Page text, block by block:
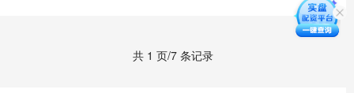
共 1 页/7 条记录